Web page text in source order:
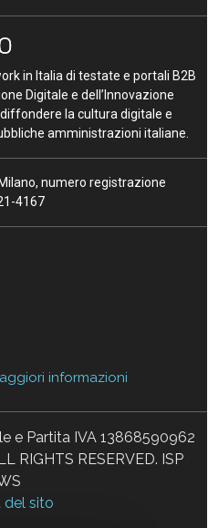
in Italia di testate e portali B2B
Digitale e dell’Innovazione
la cultura digitale e
amministrazioni italiane.
numero registrazione
4167
informazioni
e Partita IVA 13868590962
RIGHTS RESERVED. ISP
del sito